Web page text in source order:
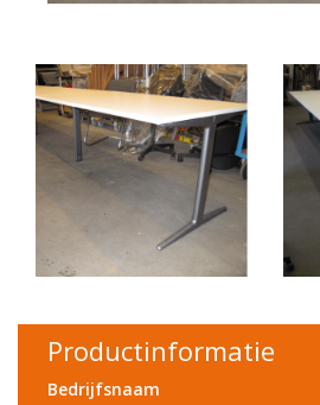
Productinformatie
Bedrijfsnaam